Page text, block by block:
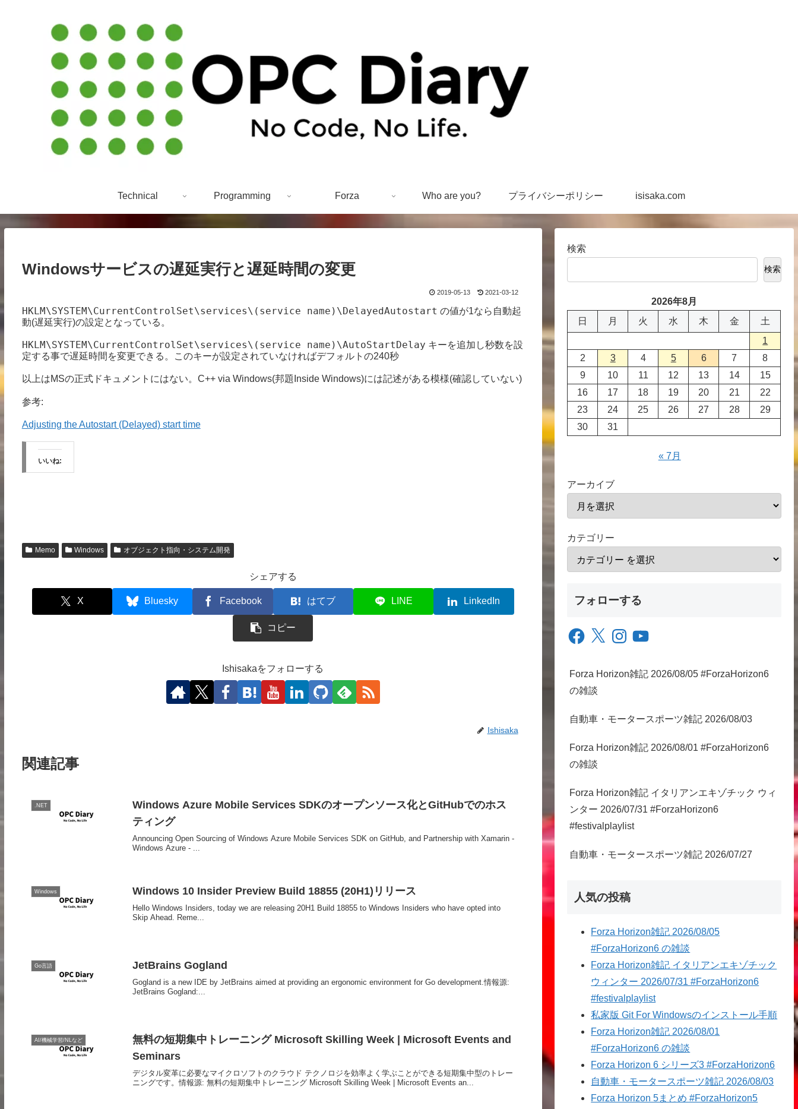
Technical Programming Forza Who are you? プライバシーポリシー isisaka.com
Windowsサービスの遅延実行と遅延時間の変更
2019-05-13 2021-03-12
HKLM\SYSTEM\CurrentControlSet\services\(service name)\DelayedAutostart の値が1なら自動起
動(遅延実行)の設定となっている。
HKLM\SYSTEM\CurrentControlSet\services\(service name)\AutoStartDelay キーを追加し秒数を設
定する事で遅延時間を変更できる。このキーが設定されていなければデフォルトの240秒
以上はMSの正式ドキュメントにはない。C++ via Windows(邦題Inside Windows)には記述がある模様(確認していない)
参考:
Adjusting the Autostart (Delayed) start time
いいね:
Memo Windows オブジェクト指向・システム開発
シェアする
X Bluesky Facebook はてブ LINE LinkedIn
コピー
Ishisakaをフォローする
Ishisaka
関連記事
.NET
Windows Azure Mobile Services SDKのオープンソース化とGitHubでのホス
ティング
Announcing Open Sourcing of Windows Azure Mobile Services SDK on GitHub, and Partnership with Xamarin -
Windows Azure - ...
Windows Windows 10 Insider Preview Build 18855 (20H1)リリース
Hello Windows Insiders, today we are releasing 20H1 Build 18855 to Windows Insiders who have opted into
Skip Ahead. Reme...
Go言語 JetBrains Gogland
Gogland is a new IDE by JetBrains aimed at providing an ergonomic environment for Go development.情報源:
JetBrains Gogland:...
AI/機械学習/NLなど
無料の短期集中トレーニング Microsoft Skilling Week | Microsoft Events and
Seminars
デジタル変革に必要なマイクロソフトのクラウド テクノロジを効率よく学ぶことができる短期集中型のトレー
ニングです。情報源: 無料の短期集中トレーニング Microsoft Skilling Week | Microsoft Events an...
検索
検索
2026年8月
日
月 火 水 木 金
土
1
2
3 4 5 6 7
8
9
10 11 12 13 14
15
16
17 18 19 20 21
22
23
24 25 26 27 28
29
30
31
« 7月
アーカイブ
カテゴリー
フォローする
Facebook
X InstagramYouTube
Forza Horizon雑記 2026/08/05 #ForzaHorizon6
の雑談
自動車・モータースポーツ雑記 2026/08/03
Forza Horizon雑記 2026/08/01 #ForzaHorizon6
の雑談
Forza Horizon雑記 イタリアンエキゾチック ウィ
ンター 2026/07/31 #ForzaHorizon6
#festivalplaylist
自動車・モータースポーツ雑記 2026/07/27
人気の投稿
Forza Horizon雑記 2026/08/05
#ForzaHorizon6 の雑談
Forza Horizon雑記 イタリアンエキゾチック
ウィンター 2026/07/31 #ForzaHorizon6
#festivalplaylist
私家版 Git For Windowsのインストール手順
Forza Horizon雑記 2026/08/01
#ForzaHorizon6 の雑談
Forza Horizon 6 シリーズ3 #ForzaHorizon6
自動車・モータースポーツ雑記 2026/08/03
Forza Horizon 5まとめ #ForzaHorizon5